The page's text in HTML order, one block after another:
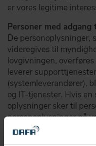
er vores legitime
Personer med adgang
De personoplysninger,
videregives til
lovgivningen,
leverer
(systemleverandører),
og IT-tjenester. Hvis
oplysninger sker til
personoplysninger på
databehandler), giver
modtageren skal